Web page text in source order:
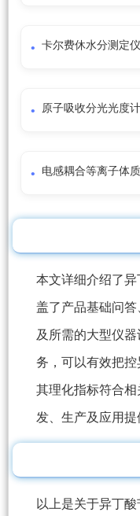
卡尔费休水分测定仪
原子吸收分光光度计
电感耦合等离子体
本文详细介绍了
盖了产品基础问
及所需的大型仪
务，可以有效把
其理化指标符合
发、生产及应用提
以上是关于异丁